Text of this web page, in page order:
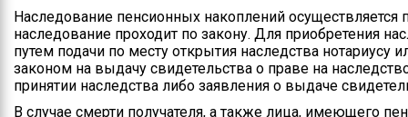
Наследование пенсионных накоплений
наследование проходит по закону. Для приобретения
путем подачи по месту открытия наследства нотариусу
законом на выдачу свидетельства о праве на
принятии наследства либо заявления о выдаче
В случае смерти получателя, а также лица, имеющего